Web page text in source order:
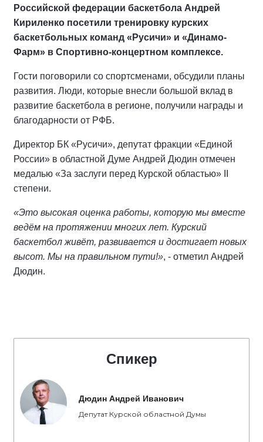
Российской федерации баскетбола Андрей
Кириленко посетили тренировку курских
баскетбольных команд «Русичи» и «Динамо-
Фарм» в Спортивно-концертном комплексе.
Гости поговорили со спортсменами, обсудили планы
развития. Люди, которые внесли большой вклад в
развитие баскетбола в регионе, получили награды и
благодарности от РФБ.
Директор БК «Русичи», депутат фракции «Единой
России» в областной Думе Андрей Дюдин отмечен
медалью «За заслуги перед Курской областью» II
степени.
«Это высокая оценка работы, которую мы вместе
ведём на протяжении многих лет. Курский
баскетбол живёт, развивается и достигает новых
высот. Мы на правильном пути!», - отметил Андрей
Дюдин.
Спикер
Дюдин Андрей Иванович
Депутат Курской областной Думы